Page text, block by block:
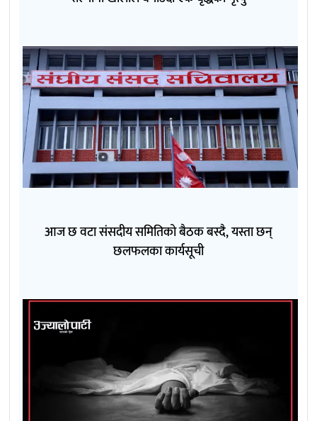
आज छ वटा संसदीय समितिको बैठक बस्दै, यस्ता छन्
छलफलका कार्यसूची